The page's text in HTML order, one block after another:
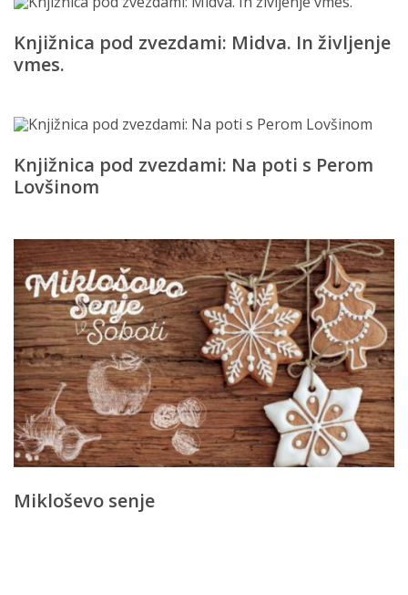
Knjižnica pod zvezdami: Midva. In življenje
vmes.
Knjižnica pod zvezdami: Na poti s Perom
Lovšinom
Mikloševo senje